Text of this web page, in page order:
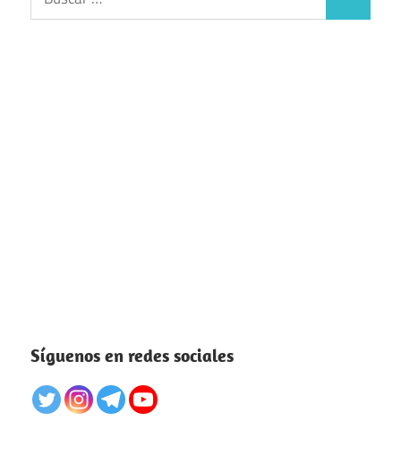
Síguenos en redes sociales